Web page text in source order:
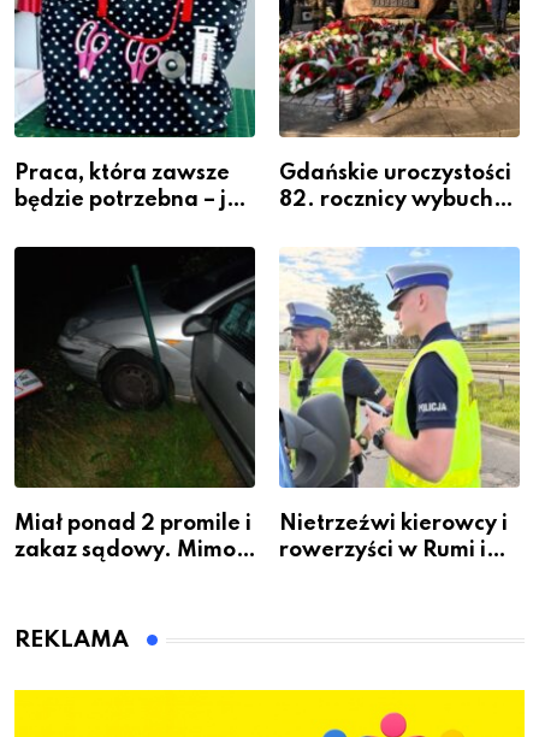
Praca, która zawsze
będzie potrzebna – jak
zawodem przyszłości i
gdzie się go nauczyć?
Gdańskie uroczystości
82. rocznicy wybuchu
Warszawskiego
Miał ponad 2 promile i
zakaz sądowy. Mimo
Bolszewie i uderzył w
Nietrzeźwi kierowcy i
rowerzyści w Rumi i
REKLAMA